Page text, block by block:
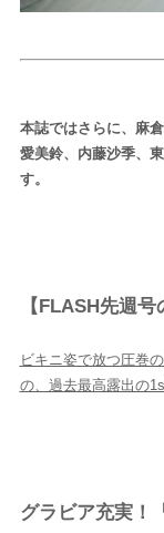
HOME
生活
スポーツ
後から
本誌ではさらに、麻
愛美鈴、内藤沙季、
す。
【FLASH先週号
ビキニ姿で放つ圧巻
の、過去最高露出の
グラビア充実！